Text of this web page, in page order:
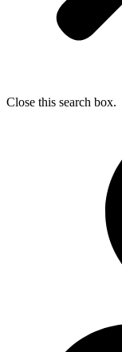
Close this search box.